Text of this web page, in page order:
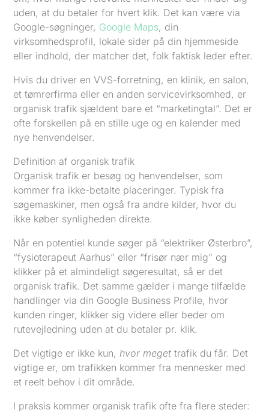
uden, at du betaler for hvert klik. Det kan være via
Google-søgninger, Google Maps, din
virksomhedsprofil, lokale sider på din hjemmeside
eller indhold, der matcher det, folk faktisk leder efter.
Hvis du driver en VVS-forretning, en klinik, en salon,
et tømrerfirma eller en anden servicevirksomhed, er
organisk trafik sjældent bare et “marketingtal”. Det er
ofte forskellen på en stille uge og en kalender med
nye henvendelser.
Definition af organisk trafik
Organisk trafik er besøg og henvendelser, som
kommer fra ikke-betalte placeringer. Typisk fra
søgemaskiner, men også fra andre kilder, hvor du
ikke køber synligheden direkte.
Når en potentiel kunde søger på “elektriker Østerbro”,
“fysioterapeut Aarhus” eller “frisør nær mig” og
klikker på et almindeligt søgeresultat, så er det
organisk trafik. Det samme gælder i mange tilfælde
handlinger via din Google Business Profile, hvor
kunden ringer, klikker sig videre eller beder om
rutevejledning uden at du betaler pr. klik.
Det vigtige er ikke kun,hvor meget trafik du får. Det
vigtige er, om trafikken kommer fra mennesker med
et reelt behov i dit område.
I praksis kommer organisk trafik ofte fra flere steder: